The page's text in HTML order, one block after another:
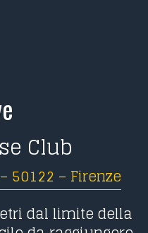
Club
50122 – Firenze
dal limite della